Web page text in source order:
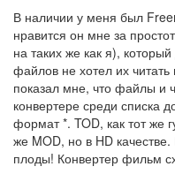
В наличии у меня был
нравится он мне за
на таких же как я),
файлов не хотел их читать
показал мне, что файлы и
конвертере среди списка
формат *. TOD, как тот же
же MOD, но в HD
плоды! Конвертер фильм